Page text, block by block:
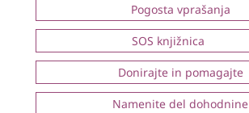
Pogosta vprašanja
SOS knjižnica
Donirajte in pomagajte
Namenite del dohodnine